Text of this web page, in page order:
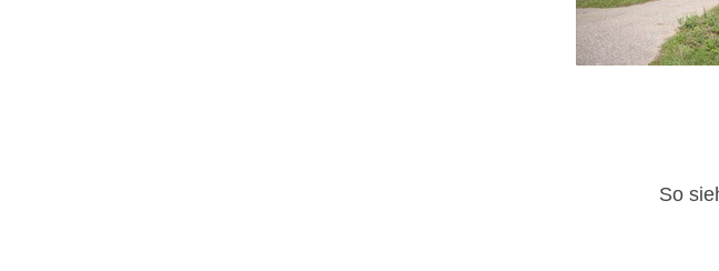
So sieht